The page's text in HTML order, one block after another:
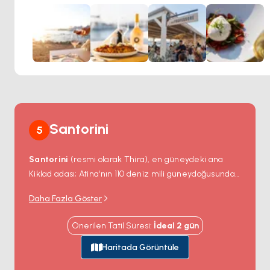
yüksek standartlara öncelik veririz. Yemek felsefemiz taze
malzemeler, geleneksel pişirme teknikleri ve yenilikçi
yaratıcılık etrafında kuruludur, bunun sonucunda da
mevsimlere göre değişen dinamik bir menü ortaya çıkar.
Yemeklerini tamamlayan, hem ulaşılabilir hem de üst
düzey seçkileri içeren ve çoğu kadehte de sipariş
5 Santorini
Santorini (resmi olarak Thira), en güneydeki ana
Kiklad adası; Atina'nın 110 deniz mili güneydoğusunda
kısmı. MÖ 1627Minos patlaması
medeniyetindeki en büyük volkanik olay) tek dairesel
bir adanın merkezini 390 metre derinliğinde 12
kilometre genişliğinde sular altında kalmış kalderaya
çökertti; orijinal kenarın dört hilal şeklinde parçasını
Daha Fazla Göster
Önerilen Tatil Süresi: İdeal 2 gün
Haritada Görüntüle